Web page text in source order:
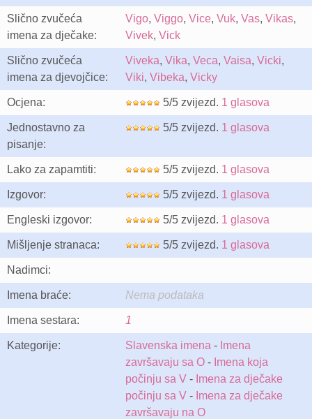
Slično zvučeća
imena za dječake:
Vigo, Viggo, Vice, Vuk, Vas, Vikas,
Vivek, Vick
Slično zvučeća
imena za djevojčice:
Viveka, Vika, Veca, Vaisa, Vicki,
Viki, Vibeka, Vicky
Ocjena: 5/5 zvijezd. 1 glasova
Jednostavno za
pisanje:
5/5 zvijezd. 1 glasova
Lako za zapamtiti: 5/5 zvijezd. 1 glasova
Izgovor: 5/5 zvijezd. 1 glasova
Engleski izgovor: 5/5 zvijezd. 1 glasova
Mišljenje stranaca: 5/5 zvijezd. 1 glasova
Nadimci:
Imena braće: Nema podataka
Imena sestara: 1
Kategorije: Slavenska imena - Imena
završavaju sa O - Imena koja
počinju sa V - Imena za dječake
počinju sa V - Imena za dječake
završavaju na O